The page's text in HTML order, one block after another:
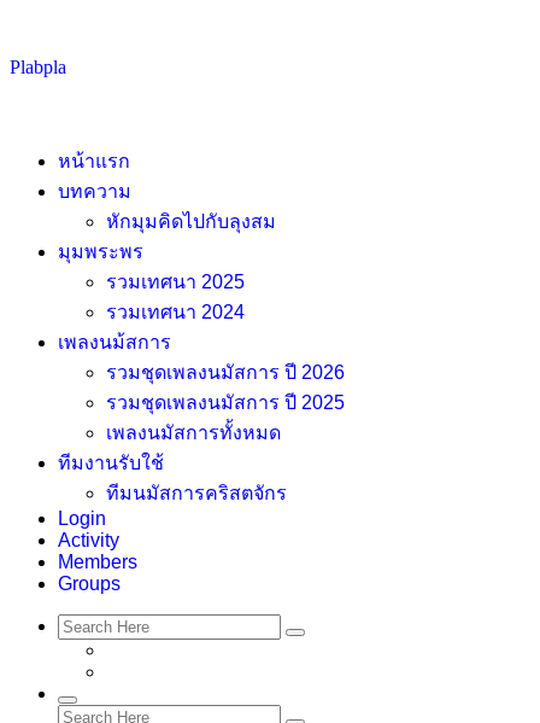
Skip
Plabpla
หน้าแรก
บทความ
หักมุมคิดไปกับลุงสม
มุมพระพร
รวมเทศนา 2025
รวมเทศนา 2024
เพลงนม้สการ
รวมชุดเพลงนมัสการ ปี 2026
รวมชุดเพลงนมัสการ ปี 2025
เพลงนมัสการทั้งหมด
ทีมงานรับใช้
ทีมนมัสการคริสตจักร
Login
Activity
Members
Groups